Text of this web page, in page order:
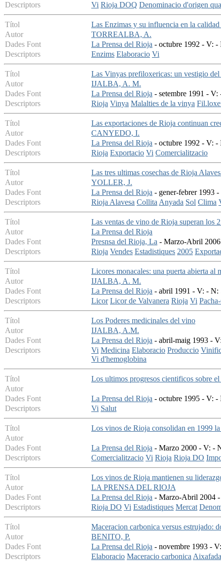
Descriptors
Vi Rioja DOQ Denominacio d'origen
Títol
Las Enzimas y su influencia en la calidad
Autor
TORREALBA, A.
Dades Font
La Prensa del Rioja - octubre 1992 - V: -
Descriptors
Enzims Elaboracio Vi
Títol
Las Vinyas prefiloxericas: un vestigio del
Autor
IJALBA, A. M.
Dades Font
La Prensa del Rioja - setembre 1991 -
Descriptors
Rioja Vinya Malalties de la vinya
Títol
Las exportaciones de Rioja continuan
Autor
CANYEDO, I.
Dades Font
La Prensa del Rioja - octubre 1992 - V: -
Descriptors
Rioja Exportacio Vi Comercialitzacio
Títol
Las tres ultimas cosechas de Rioja
Autor
YOLLER, J.
Dades Font
La Prensa del Rioja - gener-febrer 1993
Descriptors
Rioja Alavesa CollitaAnyada Sol Clima
Títol
Las ventas de vino de Rioja superan los
Autor
La Prensa del Rioja
Dades Font
Presnsa del Rioja, La - Marzo-Abril
Descriptors
Rioja Vendes Estadistiques 2005
Títol
Licores monacales: una puerta abierta al
Autor
IJALBA, A. M.
Dades Font
La Prensa del Rioja - abril 1991 - V: - N:
Descriptors
Licor Licor de Valvanera Rioja Vi
Títol
Los Poderes medicinales del vino
Autor
IJALBA, A.M.
Dades Font
La Prensa del Rioja - abril-maig 1993 -
Descriptors
Vi Medicina Elaboracio Produccio
Vi d'hemoglobina
Títol
Los ultimos progresos cientificos sobre
Autor
Dades Font
La Prensa del Rioja - octubre 1995 - V: -
Descriptors
Vi Salut
Títol
Los vinos de Rioja consolidan en 1999
Autor
Dades Font
La Prensa del Rioja - Marzo 2000 - V: -
Descriptors
Comercialitzacio Vi Rioja Rioja DO
Títol
Los vinos de Rioja mantienen su
Autor
LA PRENSA DEL RIOJA
Dades Font
La Prensa del Rioja - Marzo-Abril 2004
Descriptors
Rioja DO Vi Estadistiques Mercat
Títol
Maceracion carbonica versus estrujado:
Autor
BENITO, P.
Dades Font
La Prensa del Rioja - novembre 1993 -
Descriptors
Elaboracio Maceracio carbonicaAixafada